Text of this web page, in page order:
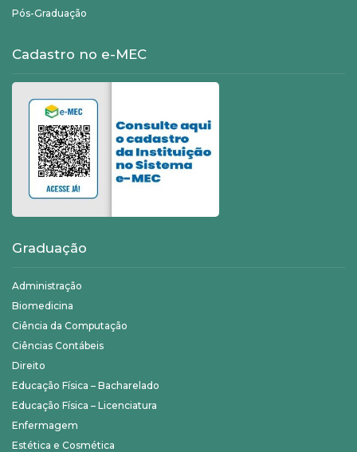
Pós-Graduação
Cadastro no e-MEC
Graduação
Administração
Biomedicina
Ciência da Computação
Ciências Contábeis
Direito
Educação Física – Bacharelado
Educação Física – Licenciatura
Enfermagem
Estética e Cosmética